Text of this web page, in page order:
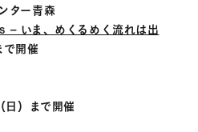
ター青森
いま、めくるめく流れは出
開催
日）まで開催